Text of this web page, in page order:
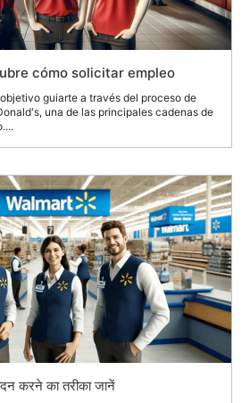
cómo solicitar empleo
guiarte a través del proceso de
una de las principales cadenas de
करने का तरीका जानें